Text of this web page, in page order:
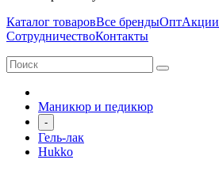
Каталог товаровВсе брендыОптАкции
СотрудничествоКонтакты
Маникюр и педикюр
-
Гель-лак
Hukko